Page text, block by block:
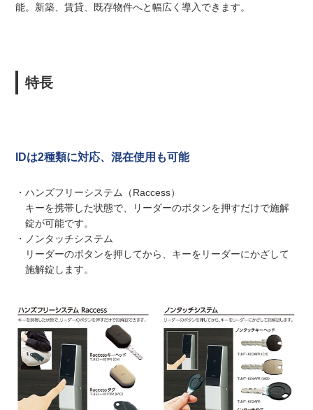
能。新築、賃貸、既存物件へと幅広く導入できます。
特長
IDは2種類に対応、混在使用も可能
・ハンズフリーシステム（Raccess）
キーを携帯した状態で、リーダーのボタンを押すだけで施解
錠が可能です。
・ノンタッチシステム
リーダーのボタンを押してから、キーをリーダーにかざして
施解錠します。